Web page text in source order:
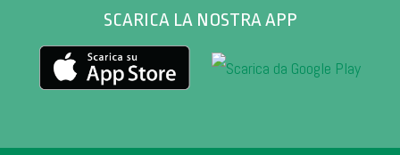
SCARICA LA NOSTRA APP